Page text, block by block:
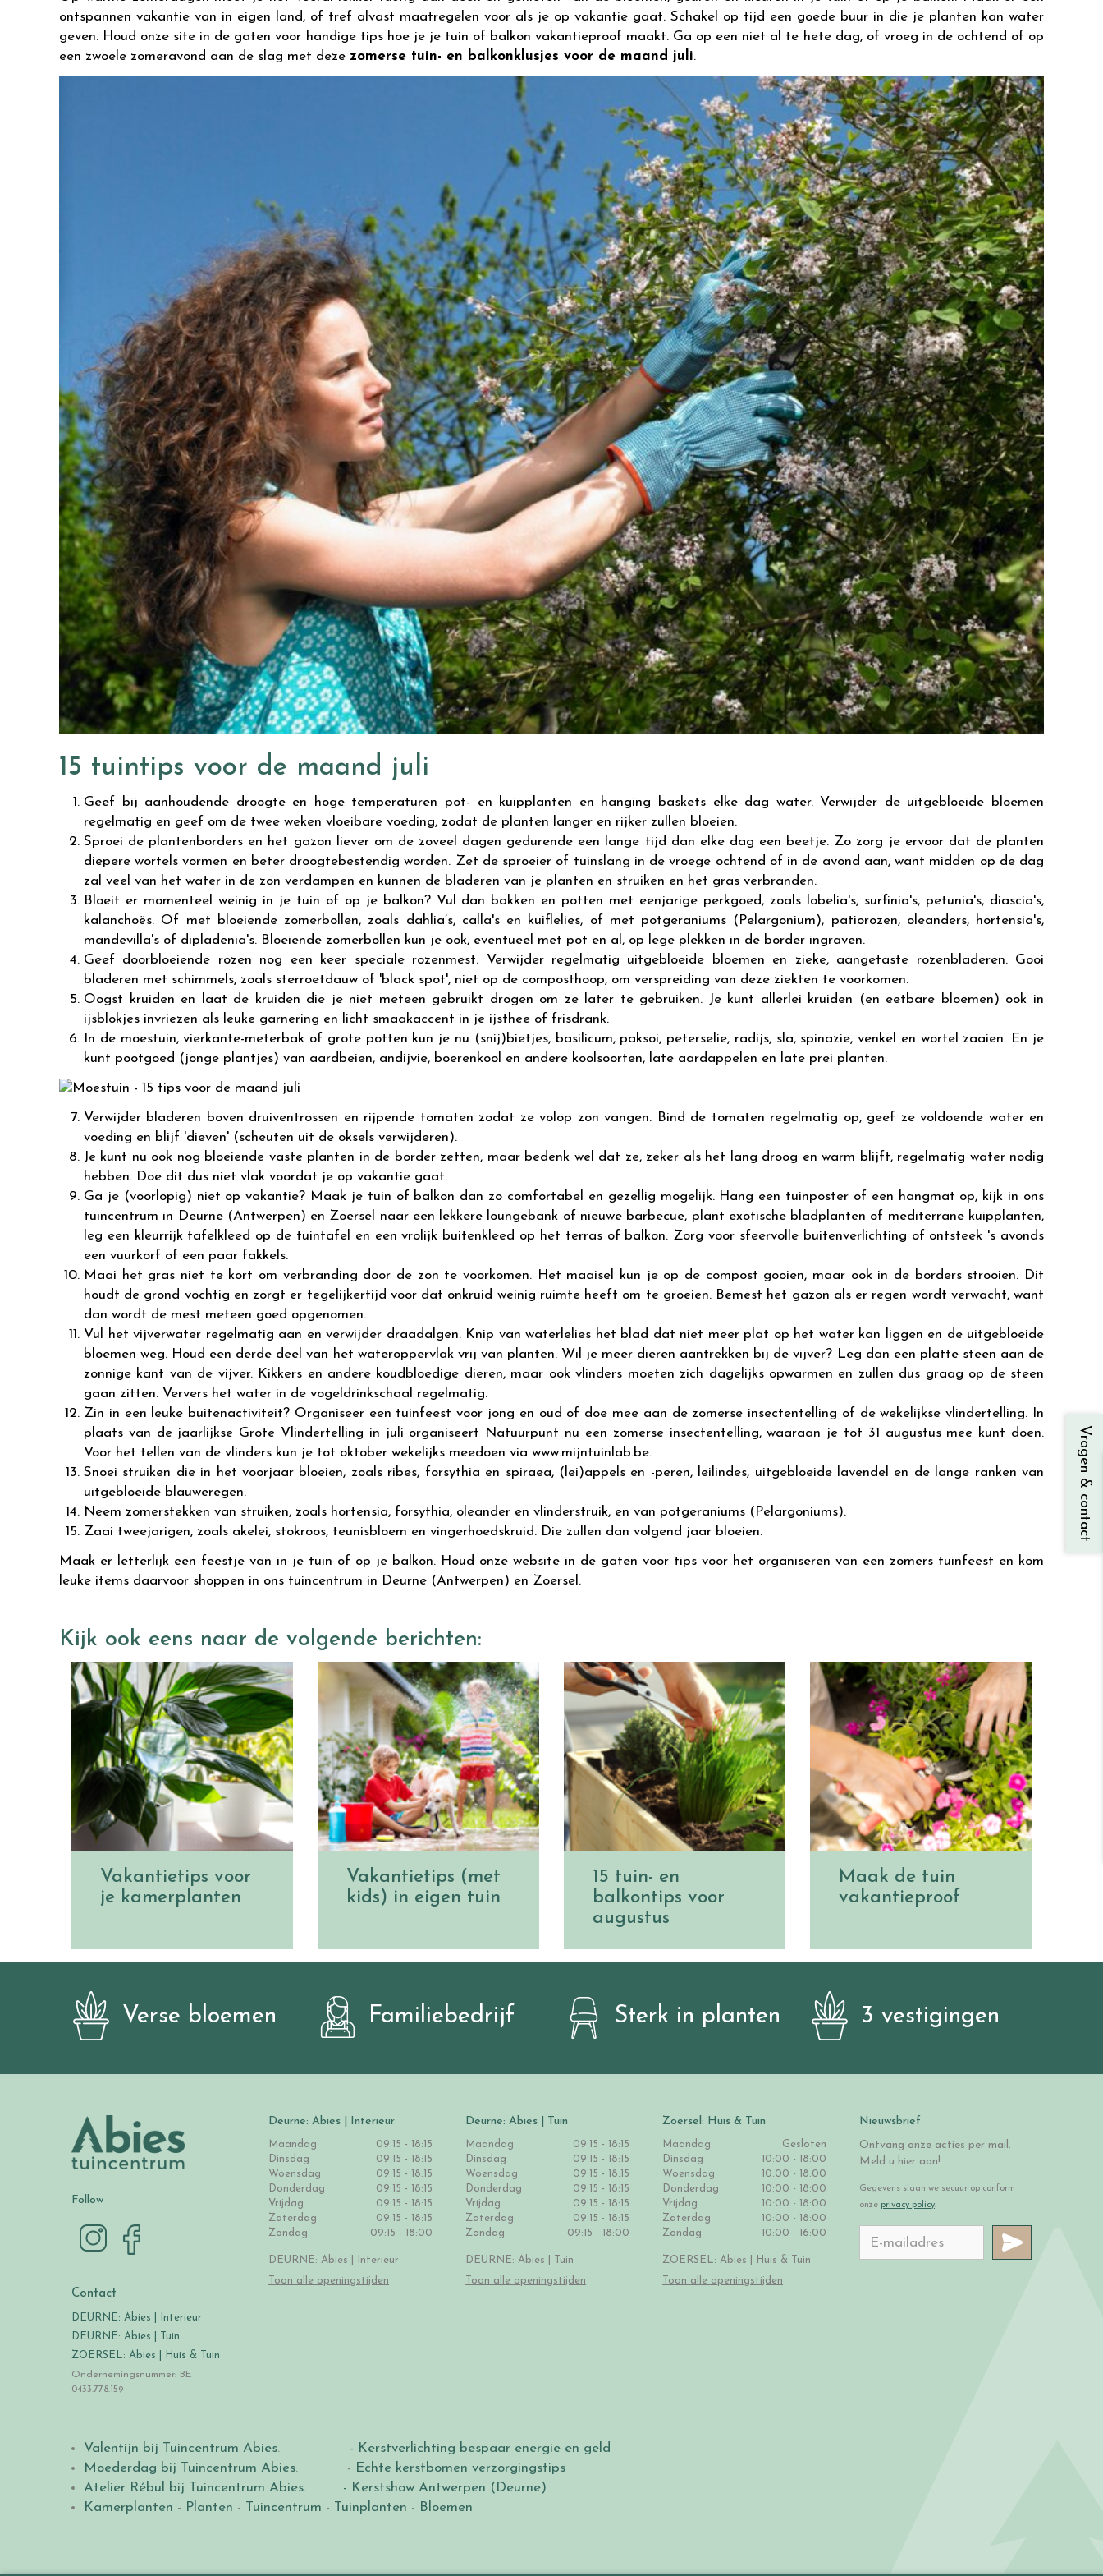
ontspannen vakantie van in eigen land, of tref alvast maatregelen voor als je op vakantie gaat. Schakel op tijd een goede buur in die je planten kan water
geven. Houd onze site in de gaten voor handige tips hoe je je tuin of balkon vakantieproof maakt. Ga op een niet al te hete dag, of vroeg in de ochtend of op
een zwoele zomeravond aan de slag met deze zomerse tuin- en balkonklusjes voor de maand juli.
15 tuintips voor de maand juli
Geef bij aanhoudende droogte en hoge temperaturen pot- en kuipplanten en hanging baskets elke dag water. Verwijder de uitgebloeide bloemen
regelmatig en geef om de twee weken vloeibare voeding, zodat de planten langer en rijker zullen bloeien.
Sproei de plantenborders en het gazon liever om de zoveel dagen gedurende een lange tijd dan elke dag een beetje. Zo zorg je ervoor dat de planten
diepere wortels vormen en beter droogtebestendig worden. Zet de sproeier of tuinslang in de vroege ochtend of in de avond aan, want midden op de dag
zal veel van het water in de zon verdampen en kunnen de bladeren van je planten en struiken en het gras verbranden.
Bloeit er momenteel weinig in je tuin of op je balkon? Vul dan bakken en potten met eenjarige perkgoed, zoals lobelia's, surfinia's, petunia's, diascia's,
kalanchoës. Of met bloeiende zomerbollen, zoals dahlia’s, calla's en kuiflelies, of met potgeraniums (Pelargonium), patiorozen, oleanders, hortensia's,
mandevilla's of dipladenia's. Bloeiende zomerbollen kun je ook, eventueel met pot en al, op lege plekken in de border ingraven.
Geef doorbloeiende rozen nog een keer speciale rozenmest. Verwijder regelmatig uitgebloeide bloemen en zieke, aangetaste rozenbladeren. Gooi
bladeren met schimmels, zoals sterroetdauw of 'black spot', niet op de composthoop, om verspreiding van deze ziekten te voorkomen.
Oogst kruiden en laat de kruiden die je niet meteen gebruikt drogen om ze later te gebruiken. Je kunt allerlei kruiden (en eetbare bloemen) ook in
ijsblokjes invriezen als leuke garnering en licht smaakaccent in je ijsthee of frisdrank.
In de moestuin, vierkante-meterbak of grote potten kun je nu (snij)bietjes, basilicum, paksoi, peterselie, radijs, sla, spinazie, venkel en wortel zaaien. En je
kunt pootgoed (jonge plantjes) van aardbeien, andijvie, boerenkool en andere koolsoorten, late aardappelen en late prei planten.
Verwijder bladeren boven druiventrossen en rijpende tomaten zodat ze volop zon vangen. Bind de tomaten regelmatig op, geef ze voldoende water en
voeding en blijf 'dieven' (scheuten uit de oksels verwijderen).
Je kunt nu ook nog bloeiende vaste planten in de border zetten, maar bedenk wel dat ze, zeker als het lang droog en warm blijft, regelmatig water nodig
hebben. Doe dit dus niet vlak voordat je op vakantie gaat.
Ga je (voorlopig) niet op vakantie? Maak je tuin of balkon dan zo comfortabel en gezellig mogelijk. Hang een tuinposter of een hangmat op, kijk in ons
tuincentrum in Deurne (Antwerpen) en Zoersel naar een lekkere loungebank of nieuwe barbecue, plant exotische bladplanten of mediterrane kuipplanten,
leg een kleurrijk tafelkleed op de tuintafel en een vrolijk buitenkleed op het terras of balkon. Zorg voor sfeervolle buitenverlichting of ontsteek 's avonds
een vuurkorf of een paar fakkels.
Maai het gras niet te kort om verbranding door de zon te voorkomen. Het maaisel kun je op de compost gooien, maar ook in de borders strooien. Dit
houdt de grond vochtig en zorgt er tegelijkertijd voor dat onkruid weinig ruimte heeft om te groeien. Bemest het gazon als er regen wordt verwacht, want
dan wordt de mest meteen goed opgenomen.
Vul het vijverwater regelmatig aan en verwijder draadalgen. Knip van waterlelies het blad dat niet meer plat op het water kan liggen en de uitgebloeide
bloemen weg. Houd een derde deel van het wateroppervlak vrij van planten. Wil je meer dieren aantrekken bij de vijver? Leg dan een platte steen aan de
zonnige kant van de vijver. Kikkers en andere koudbloedige dieren, maar ook vlinders moeten zich dagelijks opwarmen en zullen dus graag op de steen
gaan zitten. Ververs het water in de vogeldrinkschaal regelmatig.
Zin in een leuke buitenactiviteit? Organiseer een tuinfeest voor jong en oud of doe mee aan de zomerse insectentelling of de wekelijkse vlindertelling. In
plaats van de jaarlijkse Grote Vlindertelling in juli organiseert Natuurpunt nu een zomerse insectentelling, waaraan je tot 31 augustus mee kunt doen.
Voor het tellen van de vlinders kun je tot oktober wekelijks meedoen via www.mijntuinlab.be.
Snoei struiken die in het voorjaar bloeien, zoals ribes, forsythia en spiraea, (lei)appels en -peren, leilindes, uitgebloeide lavendel en de lange ranken van
uitgebloeide blauweregen.
Neem zomerstekken van struiken, zoals hortensia, forsythia, oleander en vlinderstruik, en van potgeraniums (Pelargoniums).
Zaai tweejarigen, zoals akelei, stokroos, teunisbloem en vingerhoedskruid. Die zullen dan volgend jaar bloeien.
Maak er letterlijk een feestje van in je tuin of op je balkon. Houd onze website in de gaten voor tips voor het organiseren van een zomers tuinfeest en kom
leuke items daarvoor shoppen in ons tuincentrum in Deurne (Antwerpen) en Zoersel.
Kijk ook eens naar de volgende berichten:
Vakantietips voor
je kamerplanten
Vakantietips (met
kids) in eigen tuin
15 tuin- en
balkontips voor
augustus
Maak de tuin
vakantieproof
Verse bloemen Familiebedrijf Sterk in planten 3 vestigingen
Follow
Contact
DEURNE: Abies | Interieur
DEURNE: Abies | Tuin
ZOERSEL: Abies | Huis & Tuin
Ondernemingsnummer: BE
0433.778.159
Deurne: Abies | Interieur
Maandag
09:15 - 18:15
Dinsdag
09:15 - 18:15
Woensdag
09:15 - 18:15
Donderdag
09:15 - 18:15
Vrijdag
09:15 - 18:15
Zaterdag
09:15 - 18:15
Zondag
09:15 - 18:00
DEURNE: Abies | Interieur
Toon alle openingstijden
Deurne: Abies | Tuin
Maandag
09:15 - 18:15
Dinsdag
09:15 - 18:15
Woensdag
09:15 - 18:15
Donderdag
09:15 - 18:15
Vrijdag
09:15 - 18:15
Zaterdag
09:15 - 18:15
Zondag
09:15 - 18:00
DEURNE: Abies | Tuin
Toon alle openingstijden
Zoersel: Huis & Tuin
Maandag
Gesloten
Dinsdag
10:00 - 18:00
Woensdag
10:00 - 18:00
Donderdag
10:00 - 18:00
Vrijdag
10:00 - 18:00
Zaterdag
10:00 - 18:00
Zondag
10:00 - 16:00
ZOERSEL: Abies | Huis & Tuin
Toon alle openingstijden
Nieuwsbrief
Ontvang onze acties per mail.
Meld u hier aan!
Gegevens slaan we secuur op conform
onze privacy policy.
Valentijn bij Tuincentrum Abies.
- Kerstverlichting bespaar energie en geld
Moederdag bij Tuincentrum Abies. - Echte kerstbomen verzorgingstips
Atelier Rébul bij Tuincentrum Abies.
- Kerstshow Antwerpen (Deurne)
Kamerplanten - Planten - Tuincentrum - Tuinplanten - Bloemen
Vragen & contact